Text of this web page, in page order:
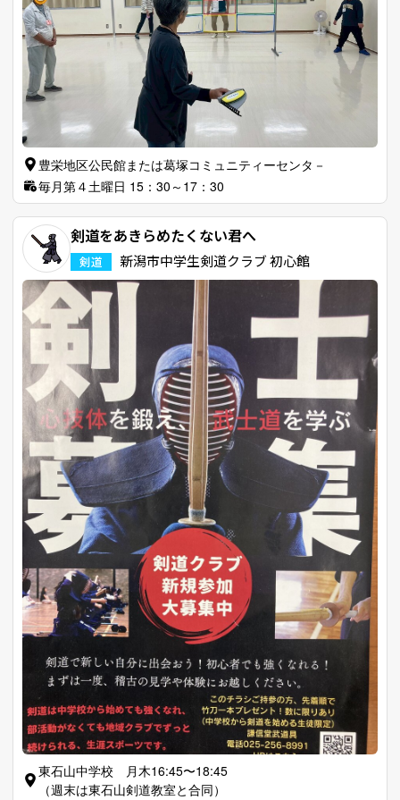
豊栄地区公民館または葛塚コミュニティーセンタ－
毎月第４土曜日 15：30～17：30
剣道をあきらめたくない君へ
剣道 新潟市中学生剣道クラブ 初心館
東石山中学校 月木16:45〜18:45
（週末は東石山剣道教室と合同）